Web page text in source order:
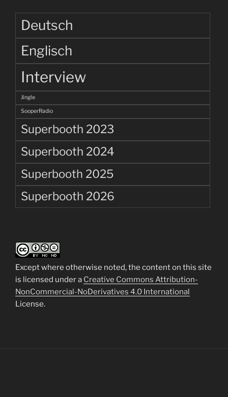
Deutsch
Englisch
Interview
Jingle
SooperRadio
Superbooth 2023
Superbooth 2024
Superbooth 2025
Superbooth 2026
Except where otherwise noted, the content on this site
is licensed under a Creative Commons Attribution-
NonCommercial-NoDerivatives 4.0 International
License.